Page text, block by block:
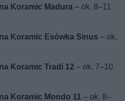
Koramic Madura – ok. 8–11
Koramic Esówka Sinus – ok.
Koramic Tradi 12 – ok. 7–10
Koramic Mondo 11 – ok. 8–